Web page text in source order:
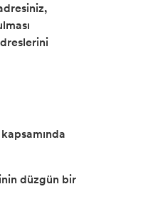
düzgün bir